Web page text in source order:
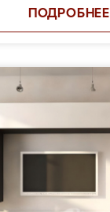
ПОДРОБНЕЕ